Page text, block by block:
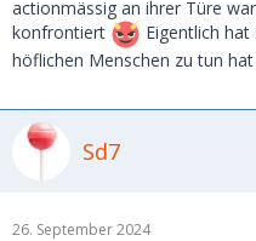
actionmässig an ihrer Türe
konfrontiert
Eigentlich
höflichen Menschen zu tun
Sd7
26. September 2024